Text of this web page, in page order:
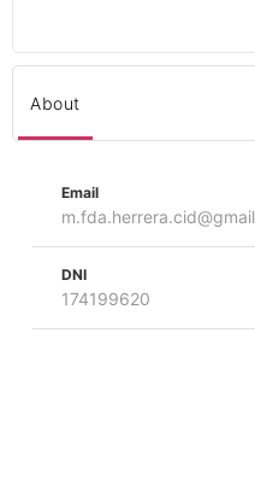
About
Email
DNI
174199620